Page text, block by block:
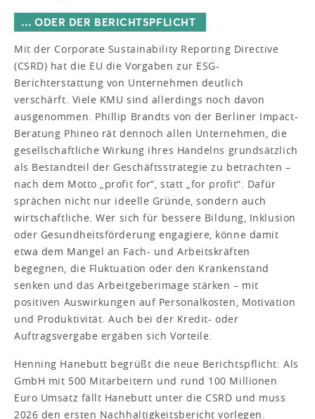
… ODER DER BERICHTSPFLICHT
Mit der Corporate Sustainability Reporting Directive
(CSRD) hat die EU die Vorgaben zur ESG-
Berichterstattung von Unternehmen deutlich
verschärft. Viele KMU sind allerdings noch davon
ausgenommen. Phillip Brandts von der Berliner Impact-
Beratung Phineo rät dennoch allen Unternehmen, die
gesellschaftliche Wirkung ihres Handelns grundsätzlich
als Bestandteil der Geschäftsstrategie zu betrachten –
nach dem Motto „profit for“, statt „for profit“. Dafür
sprächen nicht nur ideelle Gründe, sondern auch
wirtschaftliche. Wer sich für bessere Bildung, Inklusion
oder Gesundheitsförderung engagiere, könne damit
etwa dem Mangel an Fach- und Arbeitskräften
begegnen, die Fluktuation oder den Krankenstand
senken und das Arbeitgeberimage stärken – mit
positiven Auswirkungen auf Personalkosten, Motivation
und Produktivität. Auch bei der Kredit- oder
Auftragsvergabe ergäben sich Vorteile.
Henning Hanebutt begrüßt die neue Berichtspflicht: Als
GmbH mit 500 Mitarbeitern und rund 100 Millionen
Euro Umsatz fällt Hanebutt unter die CSRD und muss
2026 den ersten Nachhaltigkeitsbericht vorlegen.